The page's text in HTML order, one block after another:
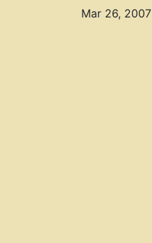
Mar 26, 2007